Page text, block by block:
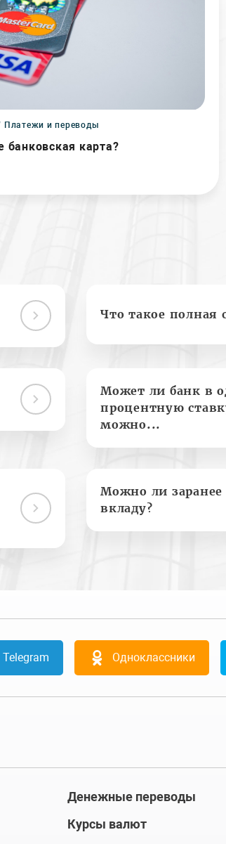
Платежи и переводы
банковская карта?
Что такое полная
Может ли банк в
процентную
можно...
Можно ли
вкладу?
Telegram Одноклассники
Денежные переводы
Курсы валют